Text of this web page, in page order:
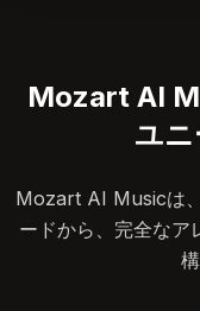
Mozart AI
ユ
Mozart AI Musicは
ードから、完全なア